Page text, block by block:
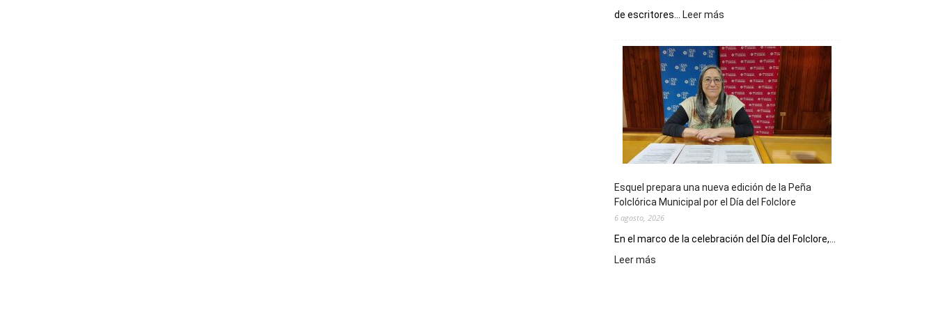
de escritores...
Leer más
Municipal
celebra
sus
90
años
con
un
Conversatorio
Escritores
Locales
Esquel prepara una nueva edición de la Peña
Folclórica Municipal por el Día del Folclore
6 agosto, 2026
En el marco de la celebración del Día del Folclore,...
Leer más